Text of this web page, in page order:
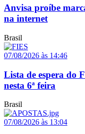
Anvisa proíbe
na internet
Brasil
07/08/2026 às 14:46
Lista de espera do
nesta 6ª feira
Brasil
07/08/2026 às 13:04